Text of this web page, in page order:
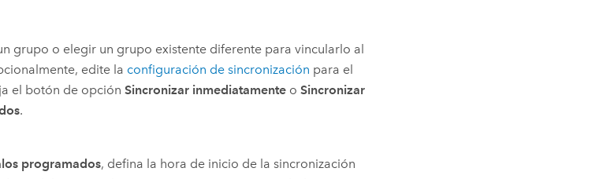
grupo o elegir un grupo existente diferente para vincularlo al
edite la configuración de sincronización para el
el botón de opciónSincronizar inmediatamente oSincronizar
.
programados, defina la hora de inicio de la sincronización